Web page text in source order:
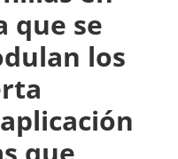
que se
los